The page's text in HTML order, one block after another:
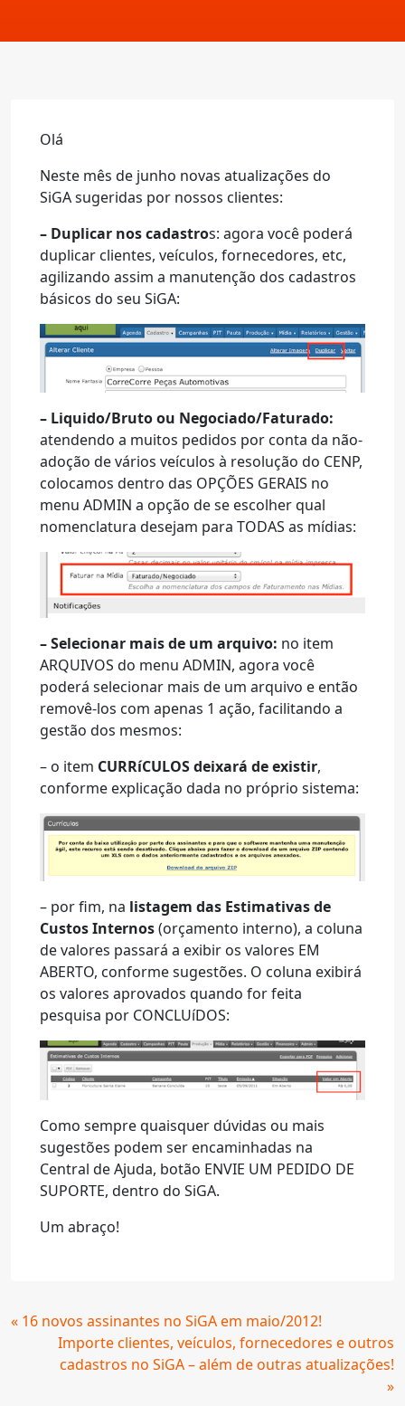
Olá
Neste mês de junho novas atualizações do
SiGA sugeridas por nossos clientes:
– Duplicar nos cadastros: agora você poderá
duplicar clientes, veículos, fornecedores, etc,
agilizando assim a manutenção dos cadastros
básicos do seu SiGA:
– Liquido/Bruto ou Negociado/Faturado:
atendendo a muitos pedidos por conta da não-
adoção de vários veículos à resolução do CENP,
colocamos dentro das OPÇÕES GERAIS no
menu ADMIN a opção de se escolher qual
nomenclatura desejam para TODAS as mídias:
– Selecionar mais de um arquivo: no item
ARQUIVOS do menu ADMIN, agora você
poderá selecionar mais de um arquivo e então
removê-los com apenas 1 ação, facilitando a
gestão dos mesmos:
– o item CURRíCULOS deixará de existir,
conforme explicação dada no próprio sistema:
– por fim, na listagem das Estimativas de
Custos Internos(orçamento interno), a coluna
de valores passará a exibir os valores EM
ABERTO, conforme sugestões. O coluna exibirá
os valores aprovados quando for feita
pesquisa por CONCLUíDOS:
Como sempre quaisquer dúvidas ou mais
sugestões podem ser encaminhadas na
Central de Ajuda, botão ENVIE UM PEDIDO DE
SUPORTE, dentro do SiGA.
Um abraço!
Continue
« 16 novos assinantes no SiGA em maio/2012!
Importe clientes, veículos, fornecedores e outros
cadastros no SiGA – além de outras atualizações!
»